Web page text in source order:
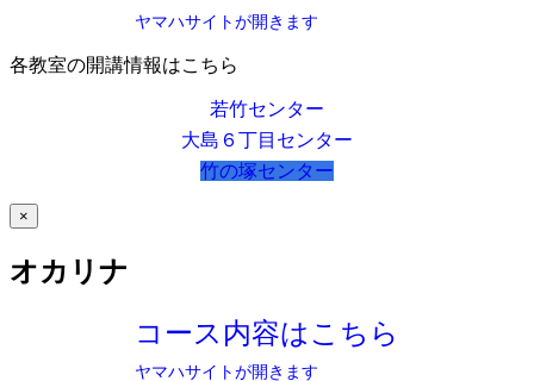
ヤマハサイトが開きます
各教室の開講情報はこちら
若竹センター
大島６丁目センター
竹の塚センター
×
オカリナ
コース内容はこちら
ヤマハサイトが開きます